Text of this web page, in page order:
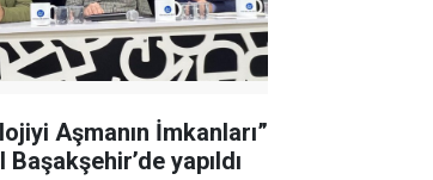
Aşmanın İmkanları”
Başakşehir’de yapıldı